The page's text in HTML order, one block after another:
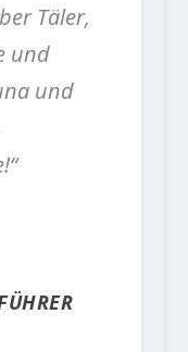
Täler,
und
und